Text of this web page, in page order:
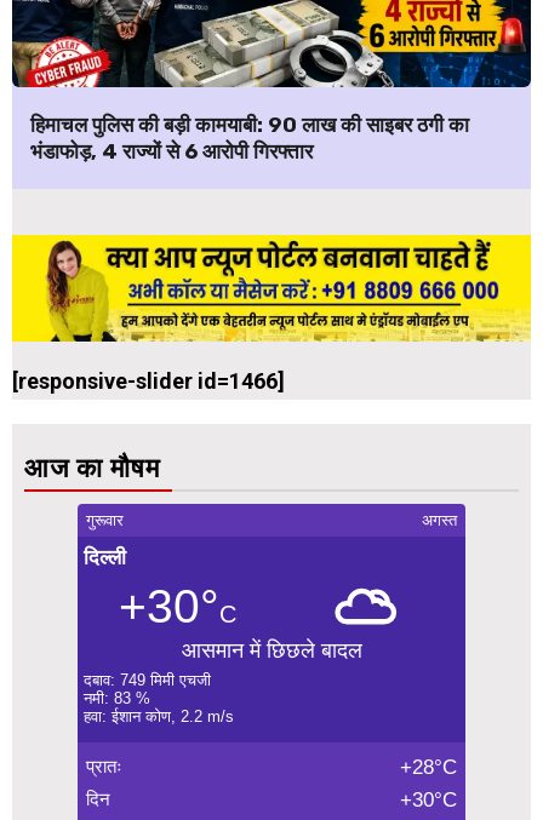
हिमाचल पुलिस की बड़ी कामयाबी: ₹90 लाख की साइबर ठगी का
भंडाफोड़, 4 राज्यों से 6 आरोपी गिरफ्तार
[responsive-slider id=1466]
आज का मौषम
गुरूवार अगस्त
दिल्ली
+30°C
आसमान में छिछले बादल
दबाव: 749 मिमी एचजी
नमी: 83 %
हवा: ईशान कोण, 2.2 m/s
प्रातः +28°C
दिन +30°C